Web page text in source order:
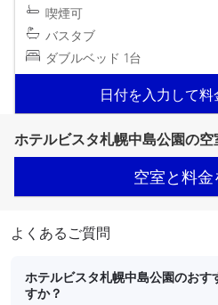
喫煙可
バスタブ
ダブルベッド 1台
日付を入力して
ホテルビスタ札幌中島公園の
空室と料金
よくあるご質問
ホテルビスタ札幌中島公園のおす
すか？